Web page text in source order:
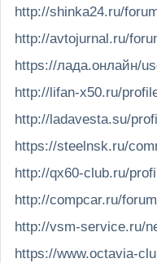
http://shinka24.ru/
http://avtojurnal.ru/
https://лада.онлайн/
http://lifan-x50.ru/
http://ladavesta.su/
https://steelnsk.ru/
http://qx60-club.ru/
http://compcar.ru/
http://vsm-service.ru/
https://www.octavia-